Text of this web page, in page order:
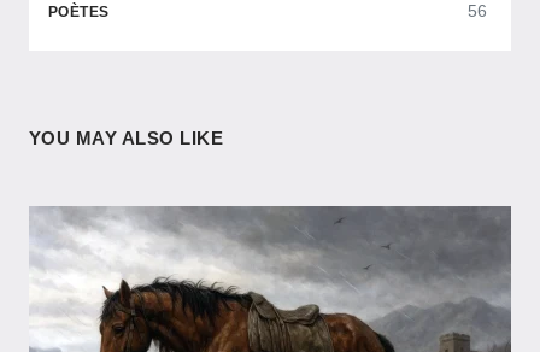
POÈTES 56
YOU MAY ALSO LIKE